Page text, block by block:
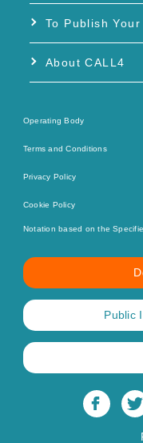
To Publish Your
About CALL4
Operating Body
Terms and Conditions
Privacy Policy
Cookie Policy
Notation based on the
Public